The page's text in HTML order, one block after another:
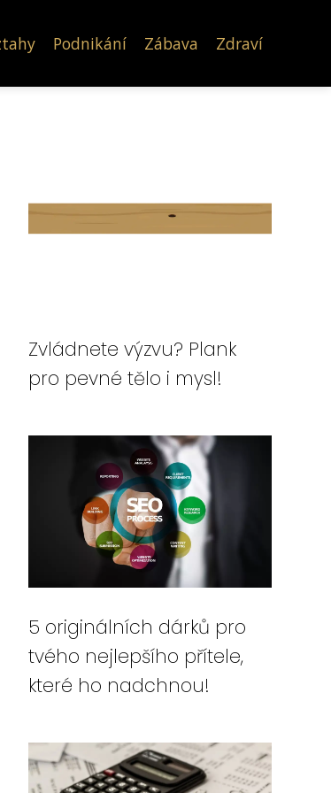
Podnikání Zábava Zdraví
Zvládnete výzvu? Plank
pro pevné tělo i mysl!
5 originálních dárků pro
tvého nejlepšího přítele,
které ho nadchnou!